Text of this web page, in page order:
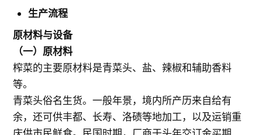
生产流程
原材料与设备
（一）原材料
榨菜的主要原材料是青菜头、盐、辣椒和辅助香料
等。
青菜头俗名生货。一般年景，境内所产历来自给有
余，还可供丰都、长寿、洛碛等地加工，以及运销重